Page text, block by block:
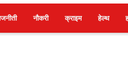
नौकरी क्राइम हेल्थ